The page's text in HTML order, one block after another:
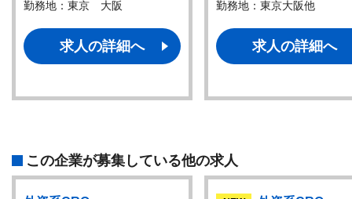
勤務地：東京 大阪
求人の詳細へ
勤務地：東京大阪他
求人の詳細へ
この企業が募集している他の求人